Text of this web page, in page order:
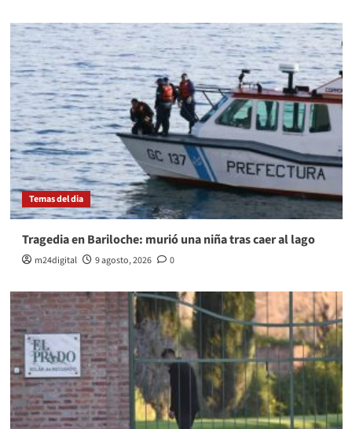
Temas del dia
Tragedia en Bariloche: murió una niña tras caer al lago
m24digital 9 agosto, 2026 0